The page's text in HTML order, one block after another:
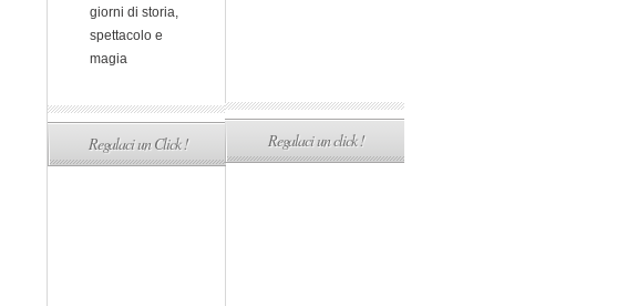
giorni di storia,
spettacolo e
magia
Regalaci un Click ! Regalaci un click !